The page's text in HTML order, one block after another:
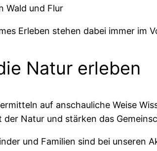
Wald und Flur
Erleben stehen dabei immer im
Natur erleben
auf anschauliche Weise
Natur und stärken das
und Familien sind bei unseren